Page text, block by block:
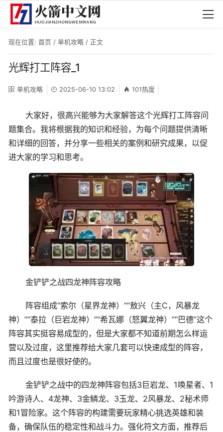
现在位置: 首页 / 单机攻略 / 正文
光辉打工阵容_1
单机攻略 2025-06-10 13:02 101热度
大家好，很高兴能够为大家解答这个光辉打工阵容问
题集合。我将根据我的知识和经验，为每个问题提供清晰
和详细的回答，并分享一些相关的案例和研究成果，以促
进大家的学习和思考。
金铲铲之战四龙神阵容攻略
阵容组成“索尔（星界龙神）”“敖兴（主C，风暴龙
神）”“泰拉（巨岩龙神）”“希瓦娜（怒翼龙神）”“巴德”这个
阵容其实挺容易成型的，但是大家都不知道前期怎么样运
营以及过度，这里推荐给大家几套可以快速成型的阵容，
而且过度也是很好使的。
金铲铲之战中的四龙神阵容包括3巨岩龙、1唤星者、1
吟游诗人、4龙神、3金鳞龙、3玉龙、2风暴龙、2秘术师
和1冒险家。这个阵容的构建需要玩家精心挑选英雄和装
备，确保队伍的稳定性和战斗力。强化符文方面，推荐后